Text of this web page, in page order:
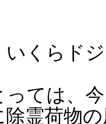
いくら
ては、
霊荷物